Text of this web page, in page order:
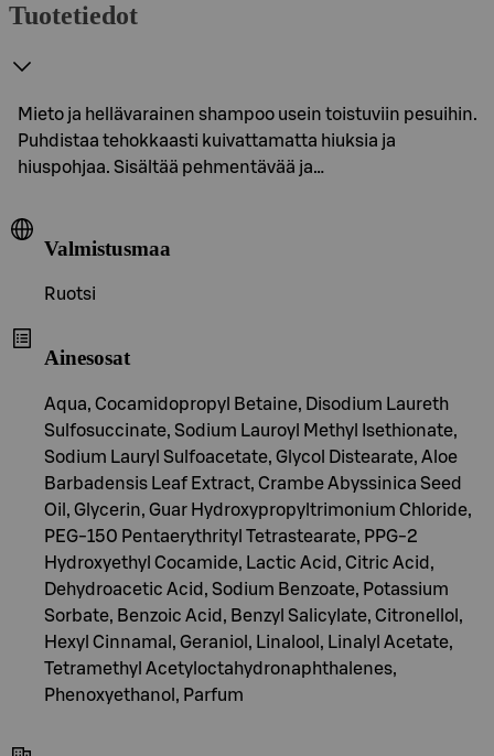
Tuotetiedot
Mieto ja hellävarainen shampoo usein toistuviin pesuihin.
Puhdistaa tehokkaasti kuivattamatta hiuksia ja
hiuspohjaa. Sisältää pehmentävää ja…
Valmistusmaa
Ruotsi
Ainesosat
Aqua, Cocamidopropyl Betaine, Disodium Laureth
Sulfosuccinate, Sodium Lauroyl Methyl Isethionate,
Sodium Lauryl Sulfoacetate, Glycol Distearate, Aloe
Barbadensis Leaf Extract, Crambe Abyssinica Seed
Oil, Glycerin, Guar Hydroxypropyltrimonium Chloride,
PEG-150 Pentaerythrityl Tetrastearate, PPG-2
Hydroxyethyl Cocamide, Lactic Acid, Citric Acid,
Dehydroacetic Acid, Sodium Benzoate, Potassium
Sorbate, Benzoic Acid, Benzyl Salicylate, Citronellol,
Hexyl Cinnamal, Geraniol, Linalool, Linalyl Acetate,
Tetramethyl Acetyloctahydronaphthalenes,
Phenoxyethanol, Parfum